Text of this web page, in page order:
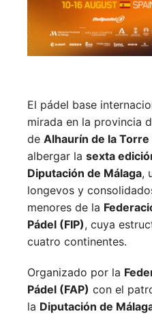
El pádel base
mirada en la provincia
de Alhaurín de la Torre
albergar la sexta
Diputación de Málaga,
longevos y
menores de la
Pádel (FIP), cuya
cuatro continentes.
Organizado por la
Pádel (FAP) con el
la Diputación de